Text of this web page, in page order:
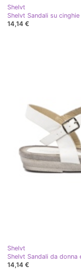
Shelvt
Shelvt Sandali su
14,14 €
Shelvt
Shelvt Sandali da
14,14 €